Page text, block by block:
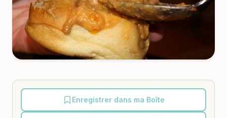
Enregistrer dans ma Boîte